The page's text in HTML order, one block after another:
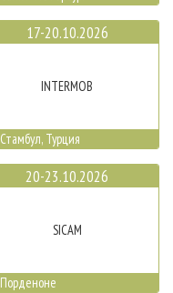
17-20.10.2026
INTERMOB
Стамбул, Турция
20-23.10.2026
SICAM
Порденоне